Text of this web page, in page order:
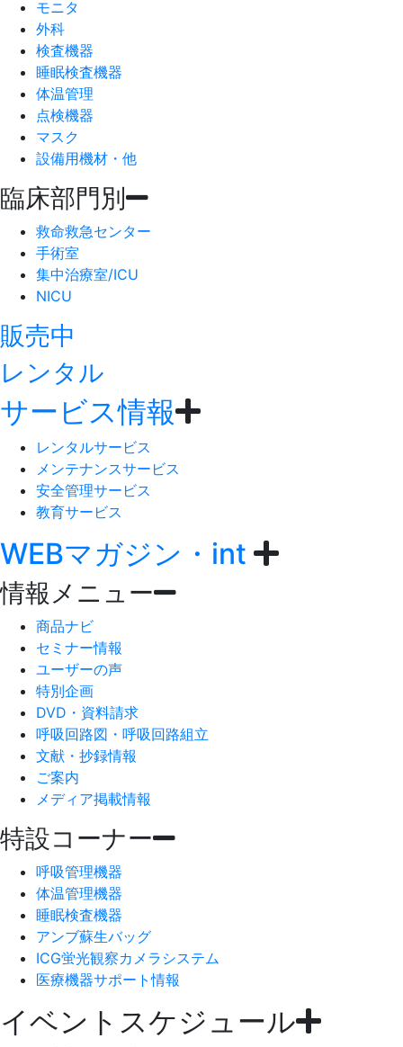
モニタ
外科
検査機器
睡眠検査機器
体温管理
点検機器
マスク
設備用機材・他
臨床部門別
救命救急センター
手術室
集中治療室/ICU
NICU
販売中
レンタル
サービス情報
レンタルサービス
メンテナンスサービス
安全管理サービス
教育サービス
WEBマガジン・int
情報メニュー
商品ナビ
セミナー情報
ユーザーの声
特別企画
DVD・資料請求
呼吸回路図・呼吸回路組立
文献・抄録情報
ご案内
メディア掲載情報
特設コーナー
呼吸管理機器
体温管理機器
睡眠検査機器
アンブ蘇生バッグ
ICG蛍光観察カメラシステム
医療機器サポート情報
イベントスケジュール